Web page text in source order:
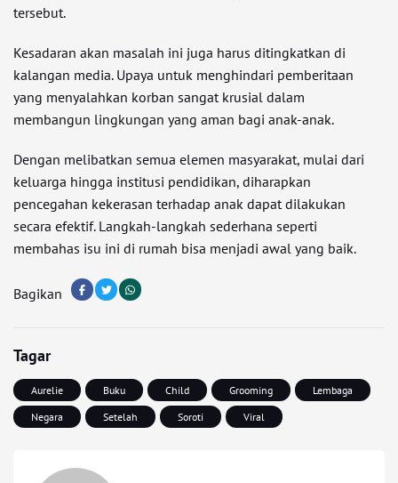
tersebut.
Kesadaran akan masalah ini juga harus ditingkatkan di
kalangan media. Upaya untuk menghindari pemberitaan
yang menyalahkan korban sangat krusial dalam
membangun lingkungan yang aman bagi anak-anak.
Dengan melibatkan semua elemen masyarakat, mulai dari
keluarga hingga institusi pendidikan, diharapkan
pencegahan kekerasan terhadap anak dapat dilakukan
secara efektif. Langkah-langkah sederhana seperti
membahas isu ini di rumah bisa menjadi awal yang baik.
Bagikan
Tagar
Aurelie Buku Child Grooming
Lembaga
Negara
Setelah Soroti Viral